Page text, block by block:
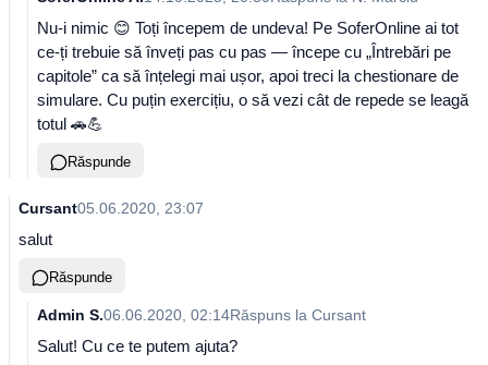
Nu-i nimic 😊 Toți începem de undeva! Pe SoferOnline ai tot
ce-ți trebuie să înveți pas cu pas — începe cu „Întrebări pe
capitole” ca să înțelegi mai ușor, apoi treci la chestionare de
simulare. Cu puțin exercițiu, o să vezi cât de repede se leagă
totul 🚗💪
Răspunde
Cursant05.06.2020, 23:07
salut
Răspunde
Admin S.06.06.2020, 02:14Răspuns la Cursant
Salut! Cu ce te putem ajuta?